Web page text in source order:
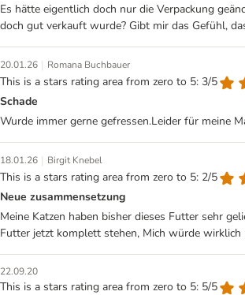
Es hätte eigentlich doch nur die Verpackung
doch gut verkauft wurde? Gibt mir das Gefühl,
20.01.26 | Romana Buchbauer
This is a stars rating area from zero to 5: 3/5
Schade
Wurde immer gerne gefressen.Leider für meine
18.01.26 | Birgit Knebel
This is a stars rating area from zero to 5: 2/5
Neue zusammensetzung
Meine Katzen haben bisher dieses Futter sehr
Futter jetzt komplett stehen, Mich würde
22.09.20
This is a stars rating area from zero to 5: 5/5